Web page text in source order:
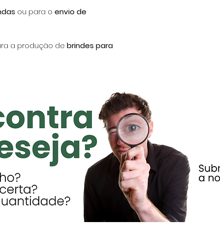
ou para o envio de
a produção de brindes para